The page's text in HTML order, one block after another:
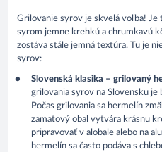
Grilovanie syrov je skvelá voľba! Je
syrom jemne krehkú a chrumkavú
zostáva stále jemná textúra. Tu je
syrov:
Slovenská klasika – grilovaný
grilovania syrov na Slovensku je
Počas grilovania sa hermelín
zamatový obal vytvára krásnu
pripravovať v alobale alebo na
hermelín sa často podáva s